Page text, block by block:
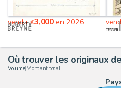
vendu€3,000en 2026
Où trouver les originaux
Volume| Montant total